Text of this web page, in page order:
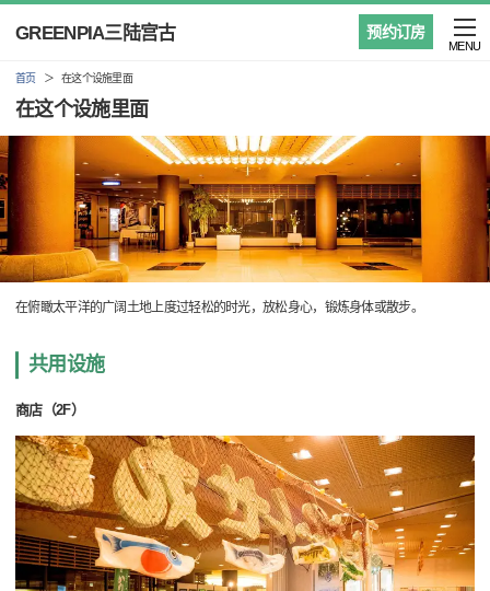
预约订房
GREENPIA三陆宫古
MENU
首页 在这个设施里面
在这个设施里面
在俯瞰太平洋的广阔土地上度过轻松的时光，放松身心，锻炼身体或散步。
共用设施
商店（2F）